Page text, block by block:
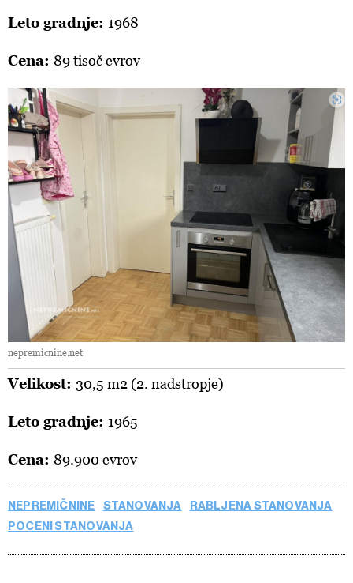
Leto gradnje: 1968
Cena: 89 tisoč evrov
nepremicnine.net
Velikost: 30,5 m2 (2. nadstropje)
Leto gradnje: 1965
Cena: 89.900 evrov
NEPREMIČNINE STANOVANJA
RABLJENA STANOVANJA
POCENI STANOVANJA